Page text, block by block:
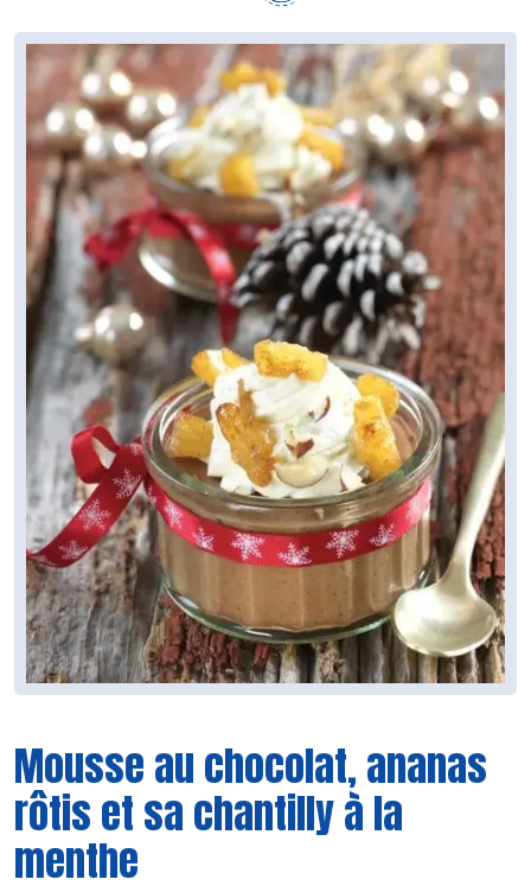
Mousse au chocolat, ananas
rôtis et sa chantilly à la
menthe